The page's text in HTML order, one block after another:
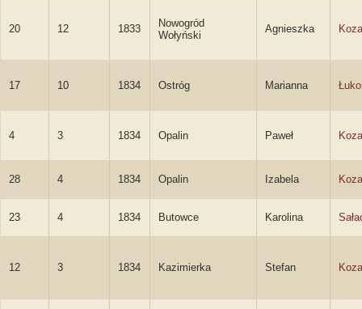
20 12 1833
Nowogród
Wołyński
Agnieszka
17 10 1834 Ostróg Marianna
4 3 1834 Opalin Paweł
28 4 1834 Opalin Izabela
23 4 1834 Butowce Karolina
12 3 1834 Kazimierka Stefan